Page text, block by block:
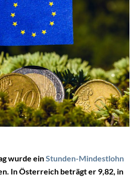
wurde einStunden-Mindestlohn
In Österreich beträgt er 9,82, in